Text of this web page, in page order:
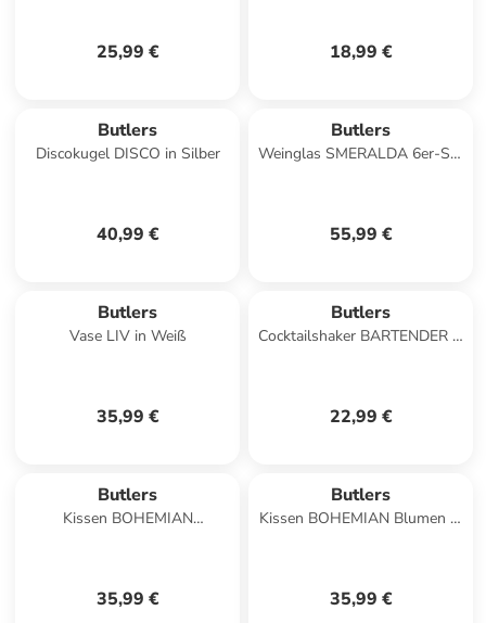
25,99 € 18,99 €
Butlers
Discokugel DISCO in Silber
40,99 €
Butlers
Weinglas SMERALDA 6er-Set
55,99 €
Butlers
Vase LIV in Weiß
35,99 €
Butlers
Cocktailshaker BARTENDER in
22,99 €
Butlers
Kissen BOHEMIAN
35,99 €
Butlers
Kissen BOHEMIAN Blumen in
35,99 €